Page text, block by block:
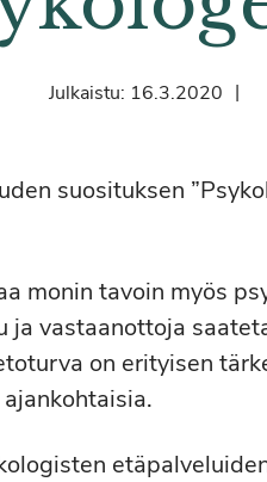
Julkaistu: 16.3.2020 |
suosituksen
monin tavoin myös
ja vastaanottoja
on erityisen